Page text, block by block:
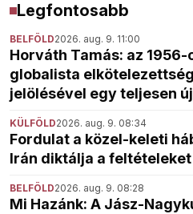
Legfontosabb
BELFÖLD2026. aug. 9. 11:00
Horváth Tamás: az
globalista
jelölésével egy teljesen
KÜLFÖLD2026. aug. 9. 08:34
Fordulat a közel-keleti
Irán diktálja a feltételeket
BELFÖLD2026. aug. 9. 08:28
Mi Hazánk: A Jász-